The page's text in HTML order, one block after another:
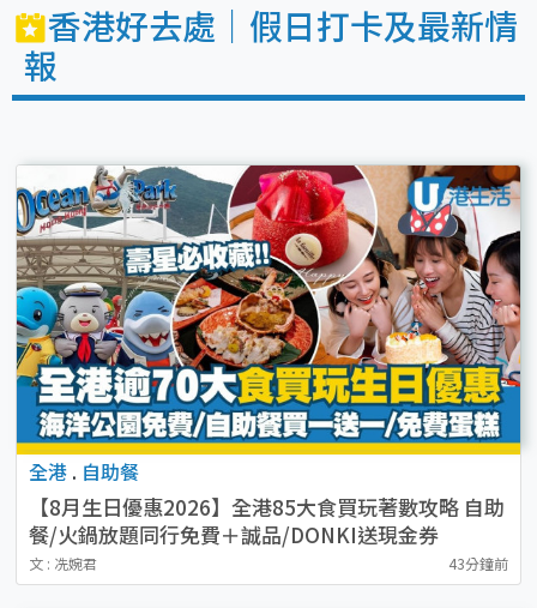
香港好去處｜假日打卡及最新情
報
全港 . 自助餐
【8月生日優惠2026】全港85大食買玩著數攻略 自助
餐/火鍋放題同行免費＋誠品/DONKI送現金券
文 : 冼婉君 43分鐘前